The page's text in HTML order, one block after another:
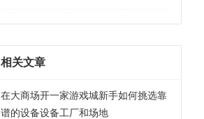
相关文章
在大商场开一家游戏城新手如何挑选靠
谱的设备设备工厂和场地